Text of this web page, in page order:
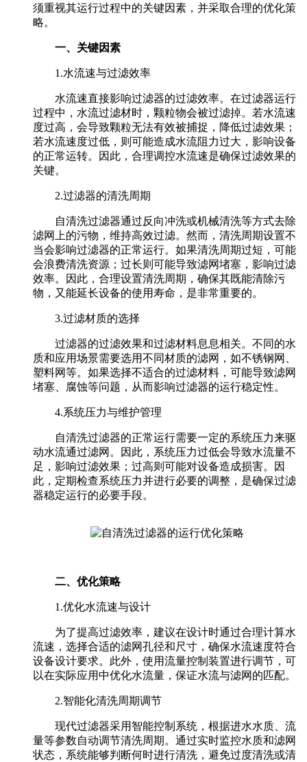
须重视其运行过程中的关键因素，并采取合理的优化策
略。
一、关键因素
1.水流速与过滤效率
水流速直接影响过滤器的过滤效率。在过滤器运行
过程中，水流过滤材时，颗粒物会被过滤掉。若水流速
度过高，会导致颗粒无法有效被捕捉，降低过滤效果；
若水流速度过低，则可能造成水流阻力过大，影响设备
的正常运转。因此，合理调控水流速是确保过滤效果的
关键。
2.过滤器的清洗周期
自清洗过滤器通过反向冲洗或机械清洗等方式去除
滤网上的污物，维持高效过滤。然而，清洗周期设置不
当会影响过滤器的正常运行。如果清洗周期过短，可能
会浪费清洗资源；过长则可能导致滤网堵塞，影响过滤
效率。因此，合理设置清洗周期，确保其既能清除污
物，又能延长设备的使用寿命，是非常重要的。
3.过滤材质的选择
过滤器的过滤效果和过滤材料息息相关。不同的水
质和应用场景需要选用不同材质的滤网，如不锈钢网、
塑料网等。如果选择不适合的过滤材料，可能导致滤网
堵塞、腐蚀等问题，从而影响过滤器的运行稳定性。
4.系统压力与维护管理
自清洗过滤器的正常运行需要一定的系统压力来驱
动水流通过滤网。因此，系统压力过低会导致水流量不
足，影响过滤效果；过高则可能对设备造成损害。因
此，定期检查系统压力并进行必要的调整，是确保过滤
器稳定运行的必要手段。
二、优化策略
1.优化水流速与设计
为了提高过滤效率，建议在设计时通过合理计算水
流速，选择合适的滤网孔径和尺寸，确保水流速度符合
设备设计要求。此外，使用流量控制装置进行调节，可
以在实际应用中优化水流量，保证水流与滤网的匹配。
2.智能化清洗周期调节
现代过滤器采用智能控制系统，根据进水水质、流
量等参数自动调节清洗周期。通过实时监控水质和滤网
状态，系统能够判断何时进行清洗，避免过度清洗或清